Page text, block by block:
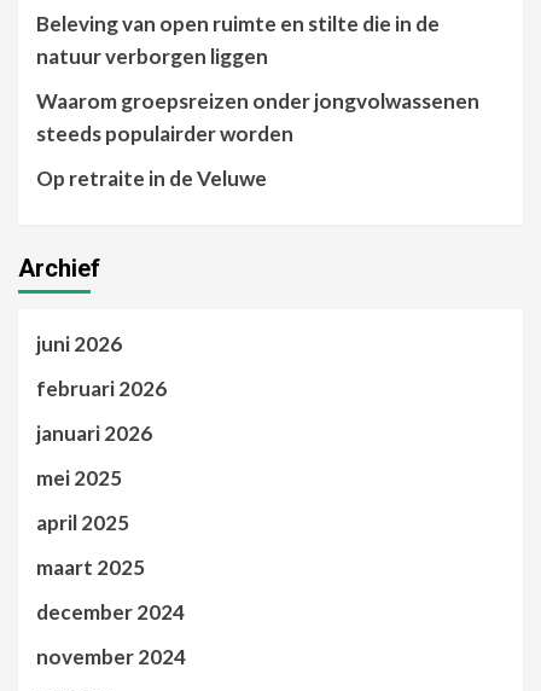
Beleving van open ruimte en stilte die in de
natuur verborgen liggen
Waarom groepsreizen onder jongvolwassenen
steeds populairder worden
Op retraite in de Veluwe
Archief
juni 2026
februari 2026
januari 2026
mei 2025
april 2025
maart 2025
december 2024
november 2024